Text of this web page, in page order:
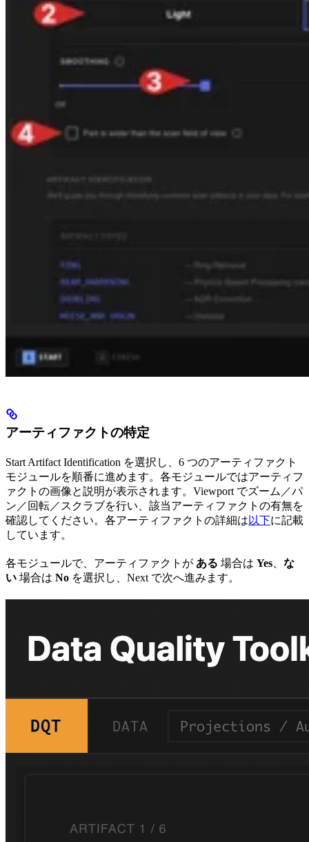
アーティファクトの特定
Start Artifact Identification を選択し、6 つのアーティファクト
モジュールを順番に進めます。各モジュールではアーティフ
ァクトの画像と説明が表示されます。Viewport でズーム／パ
ン／回転／スクラブを行い、該当アーティファクトの有無を
確認してください。各アーティファクトの詳細は 以下に記載
しています。
各モジュールで、アーティファクトが ある 場合は Yes
な
い 場合は No を選択し、Next で次へ進みます。